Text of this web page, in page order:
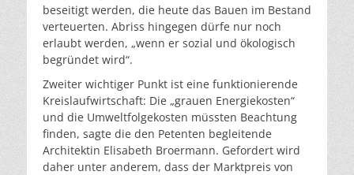
beseitigt werden, die heute das Bauen im Bestand
verteuerten. Abriss hingegen dürfe nur noch
erlaubt werden, „wenn er sozial und ökologisch
begründet wird“.
Zweiter wichtiger Punkt ist eine funktionierende
Kreislaufwirtschaft: Die „grauen Energiekosten“
und die Umweltfolgekosten müssten Beachtung
finden, sagte die den Petenten begleitende
Architektin Elisabeth Broermann. Gefordert wird
daher unter anderem, dass der Marktpreis von